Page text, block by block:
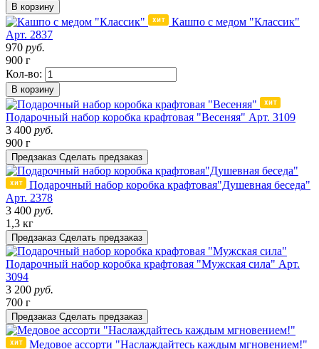
В корзину
Кашпо с медом "Классик"
Арт. 2837
970 руб.
900 г
Кол-во:
В корзину
Подарочный набор коробка крафтовая "Весеняя" Арт. 3109
3 400 руб.
900 г
Предзаказ Сделать предзаказ
Подарочный набор коробка крафтовая"Душевная беседа"
Арт. 2378
3 400 руб.
1,3 кг
Предзаказ Сделать предзаказ
Подарочный набор коробка крафтовая "Мужская сила" Арт.
3094
3 200 руб.
700 г
Предзаказ Сделать предзаказ
Медовое ассорти "Наслаждайтесь каждым мгновением!"